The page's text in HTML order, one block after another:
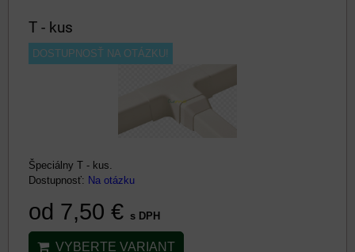
T - kus
DOSTUPNOSŤ NA OTÁZKU!
Špeciálny T - kus.
Dostupnosť: Na otázku
od 7,50 € s DPH
VYBERTE VARIANT